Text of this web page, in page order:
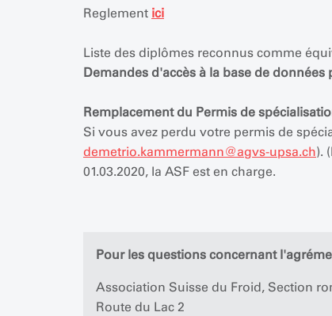
Reglement ici
Liste des diplômes reconnus comme
Demandes d'accès à la base de
Remplacement du Permis de
Si vous avez perdu votre permis de
demetrio.kammermann@agvs-upsa.ch).
01.03.2020, la ASF est en charge.
Pour les questions concernant
Association Suisse du Froid, Section
Route du Lac 2